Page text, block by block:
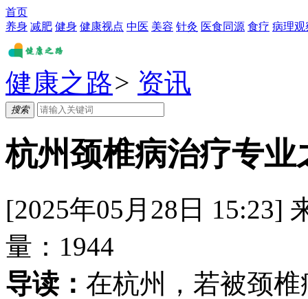
首页
养身 减肥 健身 健康视点 中医 美容 针灸 医食同源 食疗 病理观
健康之路> 资讯
搜索
杭州颈椎病治疗专
[2025年05月28日 15:23]
量： 1944
导读： 在杭州，若被颈